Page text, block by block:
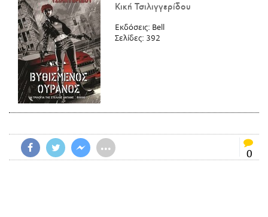
Κική Τσιλιγγερίδου
Εκδόσεις: Bell
Σελίδες: 392
•••
0